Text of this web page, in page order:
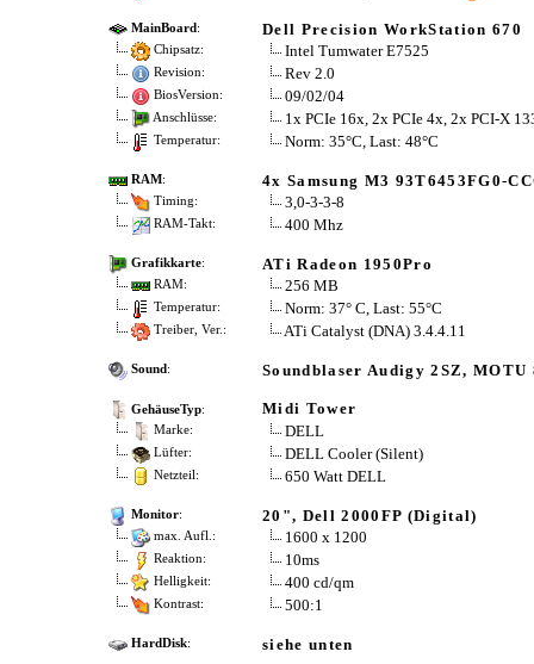
MainBoard: Dell Precision WorkStation 670
Chipsatz: Intel Tumwater E7525
Revision: Rev 2.0
BiosVersion: 09/02/04
Anschlüsse: 1x PCIe 16x, 2x PCIe 4x, 2x PCI-X
Temperatur: Norm: 35°C, Last: 48°C
RAM: 4x Samsung M3 93T6453FG0-
Timing: 3,0-3-3-8
RAM-Takt: 400 Mhz
Grafikkarte: ATi Radeon 1950Pro
RAM: 256 MB
Temperatur: Norm: 37° C, Last: 55°C
Treiber, Ver.: ATi Catalyst (DNA) 3.4.4.11
Sound: Soundblaser Audigy 2SZ,
GehäuseTyp: Midi Tower
Marke: DELL
Lüfter: DELL Cooler (Silent)
Netzteil: 650 Watt DELL
Monitor: 20", Dell 2000FP (Digital)
max. Aufl.: 1600 x 1200
Reaktion: 10ms
Helligkeit: 400 cd/qm
Kontrast: 500:1
HardDisk: siehe unten